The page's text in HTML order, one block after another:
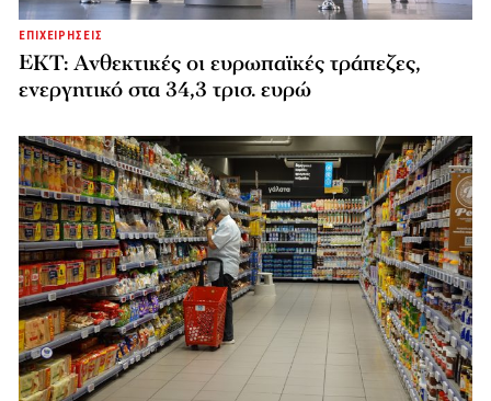
ΕΠΙΧΕΙΡΗΣΕΙΣ
ΕΚΤ: Ανθεκτικές οι ευρωπαϊκές τράπεζες,
ενεργητικό στα 34,3 τρισ. ευρώ